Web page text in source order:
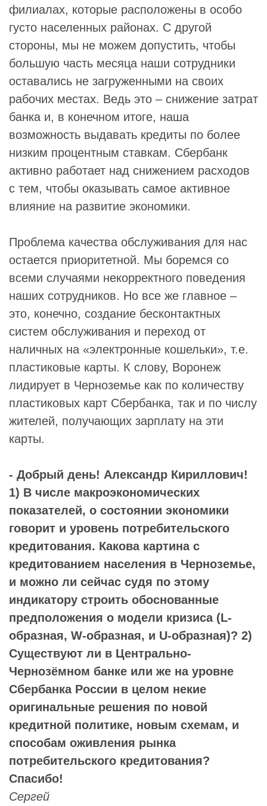
филиалах, которые расположены в особо
густо населенных районах. С другой
стороны, мы не можем допустить, чтобы
большую часть месяца наши сотрудники
оставались не загруженными на своих
рабочих местах. Ведь это – снижение затрат
банка и, в конечном итоге, наша
возможность выдавать кредиты по более
низким процентным ставкам. Сбербанк
активно работает над снижением расходов
с тем, чтобы оказывать самое активное
влияние на развитие экономики.
Проблема качества обслуживания для нас
остается приоритетной. Мы боремся со
всеми случаями некорректного поведения
наших сотрудников. Но все же главное –
это, конечно, создание бесконтактных
систем обслуживания и переход от
наличных на «электронные кошельки», т.е.
пластиковые карты. К слову, Воронеж
лидирует в Черноземье как по количеству
пластиковых карт Сбербанка, так и по числу
жителей, получающих зарплату на эти
карты.
- Добрый день! Александр Кириллович!
1) В числе макроэкономических
показателей, о состоянии экономики
говорит и уровень потребительского
кредитования. Какова картина с
кредитованием населения в Черноземье,
и можно ли сейчас судя по этому
индикатору строить обоснованные
предположения о модели кризиса (L-
образная, W-образная, и U-образная)? 2)
Существуют ли в Центрально-
Чернозёмном банке или же на уровне
Сбербанка России в целом некие
оригинальные решения по новой
кредитной политике, новым схемам, и
способам оживления рынка
потребительского кредитования?
Спасибо!
Сергей